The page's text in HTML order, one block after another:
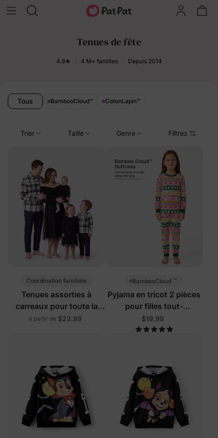
Tenues de fête
4.8★ 4 M+ familles Depuis 2014
Tous BambooCloud™ CotonLapin™
Trier Taille Genre Filtrez
Coordination familiale
Tenues assorties à
carreaux pour toute la
famille en noir
à partir de $23.99
BambooCloud ™
Pyjama en tricot 2 pièces
pour filles tout-
petits/enfants de Noël
$19.99